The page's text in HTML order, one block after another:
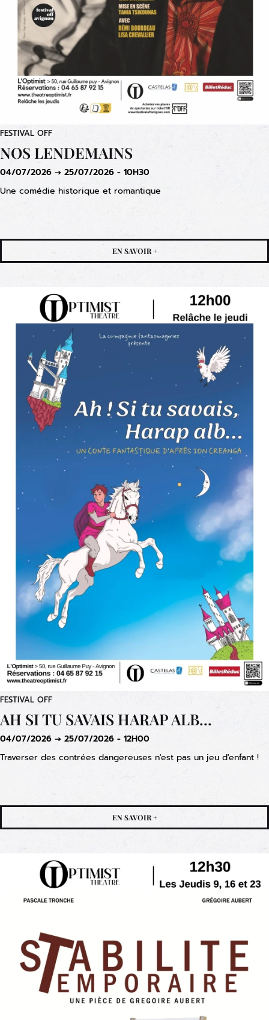
FESTIVAL OFF
NOS LENDEMAINS
04/07/2026 → 25/07/2026 - 10H30
Une comédie historique et romantique
EN SAVOIR +
FESTIVAL OFF
AH SI TU SAVAIS HARAP ALB…
04/07/2026 → 25/07/2026 - 12H00
Traverser des contrées dangereuses n'est pas un jeu d'enfant !
EN SAVOIR +